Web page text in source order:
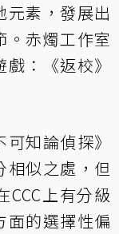
元素，發展出
。赤燭工作室
：《返校》
可知論偵探》
相似之處，但
上有分級
面的選擇性偏